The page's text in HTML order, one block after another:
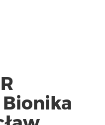
Bionika